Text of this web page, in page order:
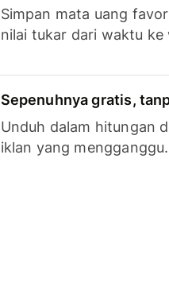
Simpan mata uang
nilai tukar dari waktu ke
Sepenuhnya gratis,
Unduh dalam hitungan
iklan yang mengganggu.